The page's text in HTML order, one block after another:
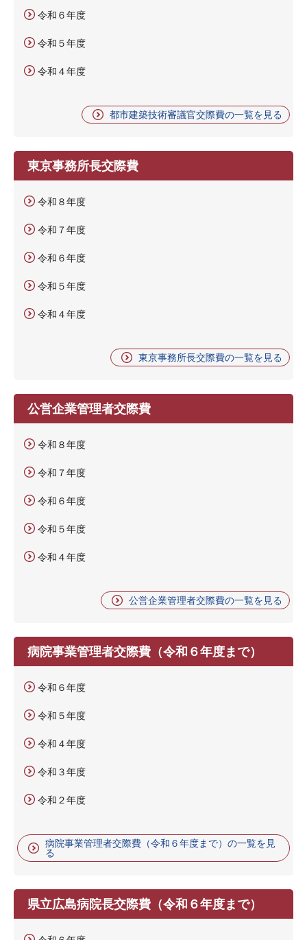
令和６年度
令和５年度
令和４年度
都市建築技術審議官交際費の一覧を見る
東京事務所長交際費
令和８年度
令和７年度
令和６年度
令和５年度
令和４年度
東京事務所長交際費の一覧を見る
公営企業管理者交際費
令和８年度
令和７年度
令和６年度
令和５年度
令和４年度
公営企業管理者交際費の一覧を見る
病院事業管理者交際費（令和６年度まで）
令和６年度
令和５年度
令和４年度
令和３年度
令和２年度
病院事業管理者交際費（令和６年度まで）の一覧を見
る
県立広島病院長交際費（令和６年度まで）